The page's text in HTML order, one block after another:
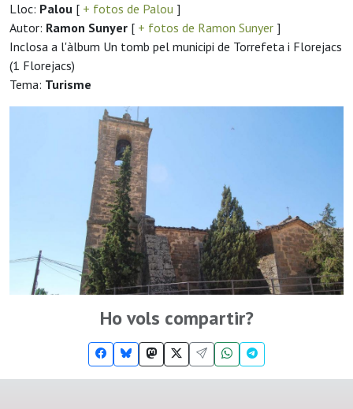
Lloc: Palou [ + fotos de Palou ]
Autor: Ramon Sunyer [ + fotos de Ramon Sunyer ]
Inclosa a l'àlbum Un tomb pel municipi de Torrefeta i Florejacs
(1 Florejacs)
Tema: Turisme
Ho vols compartir?